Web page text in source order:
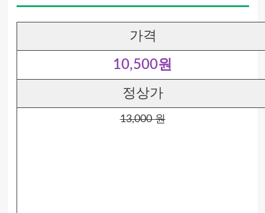
가격
10,500원
정상가
13,000 원